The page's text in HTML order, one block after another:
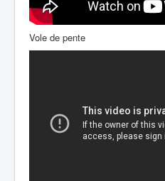
Vole de pente